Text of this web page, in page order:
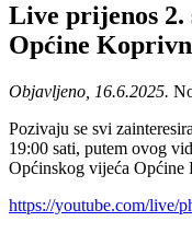
Live prijenos 2.
Općine
Objavljeno, 16.6.2025.
Pozivaju se svi
19:00 sati, putem ovog
Općinskog vijeća
https://youtube.com/live/